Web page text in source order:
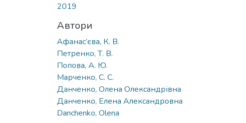
2019
Автори
Афанас’єва, К. В.
Петренко, Т. В.
Попова, А. Ю.
Марченко, С. С.
Данченко, Олена Олександрівна
Данченко, Елена Александровна
Danchenko, Olena